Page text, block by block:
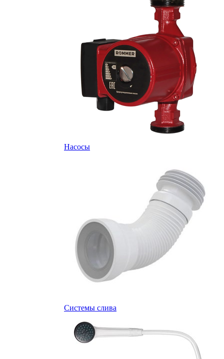
Насосы
Системы слива